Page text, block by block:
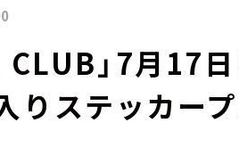
」7月17日
りステッカー